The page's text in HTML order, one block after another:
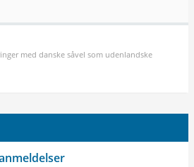
med danske såvel som udenlandske